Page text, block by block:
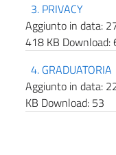
3. PRIVACY
Aggiunto in data:
418 KB Download:
4. GRADUATORIA
Aggiunto in data:
KB Download: 53